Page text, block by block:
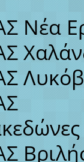
Νέα